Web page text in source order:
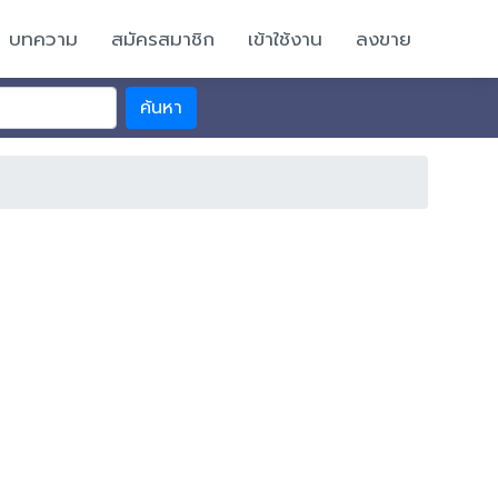
บทความ สมัครสมาชิก เข้าใช้งาน ลงขาย
ค้นหา